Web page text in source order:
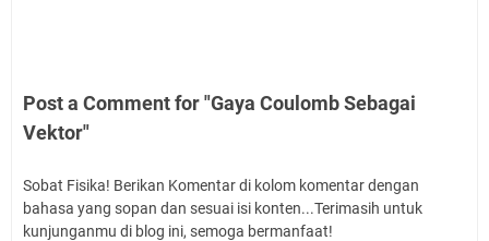
Post a Comment for "Gaya Coulomb Sebagai
Vektor"
Sobat Fisika! Berikan Komentar di kolom komentar dengan
bahasa yang sopan dan sesuai isi konten...Terimasih untuk
kunjunganmu di blog ini, semoga bermanfaat!